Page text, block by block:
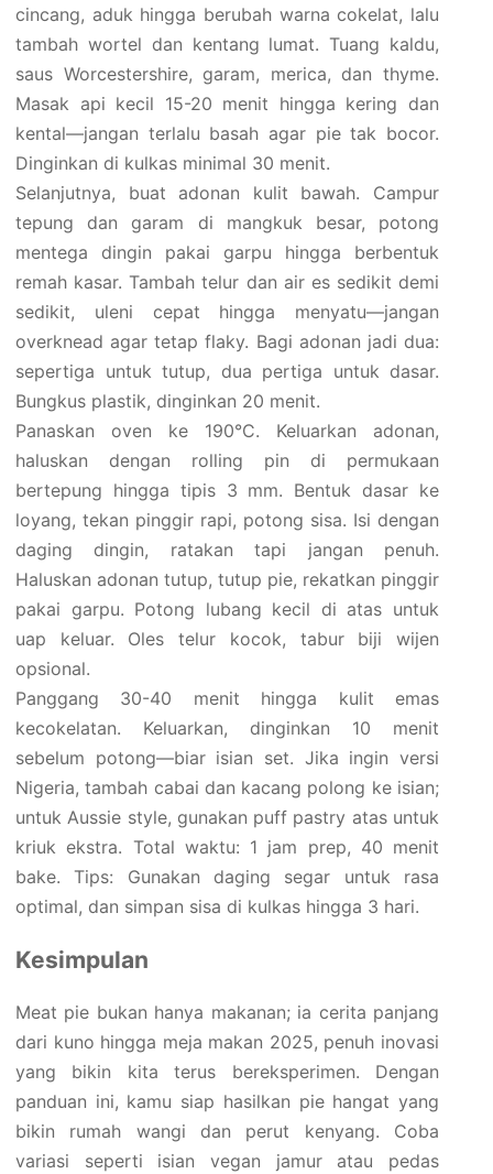
cincang, aduk hingga berubah warna cokelat, lalu
tambah wortel dan kentang lumat. Tuang kaldu,
saus Worcestershire, garam, merica, dan thyme.
Masak api kecil 15-20 menit hingga kering dan
kental—jangan terlalu basah agar pie tak bocor.
Dinginkan di kulkas minimal 30 menit.
Selanjutnya, buat adonan kulit bawah. Campur
tepung dan garam di mangkuk besar, potong
mentega dingin pakai garpu hingga berbentuk
remah kasar. Tambah telur dan air es sedikit demi
sedikit, uleni cepat hingga menyatu—jangan
overknead agar tetap flaky. Bagi adonan jadi dua:
sepertiga untuk tutup, dua pertiga untuk dasar.
Bungkus plastik, dinginkan 20 menit.
Panaskan oven ke 190°C. Keluarkan adonan,
haluskan dengan rolling pin di permukaan
bertepung hingga tipis 3 mm. Bentuk dasar ke
loyang, tekan pinggir rapi, potong sisa. Isi dengan
daging dingin, ratakan tapi jangan penuh.
Haluskan adonan tutup, tutup pie, rekatkan pinggir
pakai garpu. Potong lubang kecil di atas untuk
uap keluar. Oles telur kocok, tabur biji wijen
opsional.
Panggang 30-40 menit hingga kulit emas
kecokelatan. Keluarkan, dinginkan 10 menit
sebelum potong—biar isian set. Jika ingin versi
Nigeria, tambah cabai dan kacang polong ke isian;
untuk Aussie style, gunakan puff pastry atas untuk
kriuk ekstra. Total waktu: 1 jam prep, 40 menit
bake. Tips: Gunakan daging segar untuk rasa
optimal, dan simpan sisa di kulkas hingga 3 hari.
Kesimpulan
Meat pie bukan hanya makanan; ia cerita panjang
dari kuno hingga meja makan 2025, penuh inovasi
yang bikin kita terus bereksperimen. Dengan
panduan ini, kamu siap hasilkan pie hangat yang
bikin rumah wangi dan perut kenyang. Coba
variasi seperti isian vegan jamur atau pedas